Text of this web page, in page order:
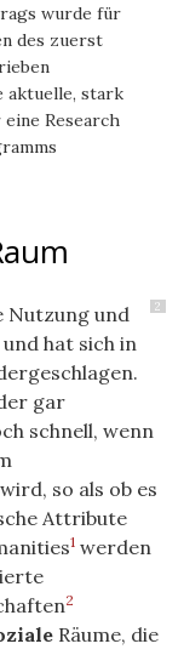
wurde für
des zuerst
aktuelle, stark
Research
2
Nutzung und
hat sich in
gar
schnell, wenn
so als ob es
Attribute
1 werden
2
Räume, die